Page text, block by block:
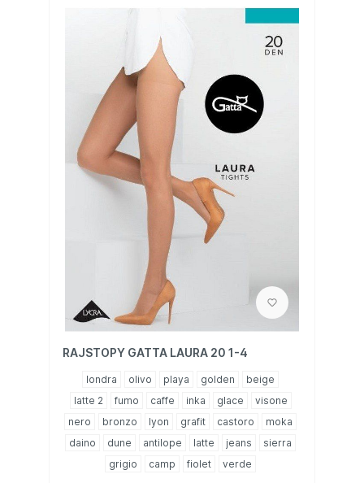
RAJSTOPY GATTA LAURA 20 1-4
londra olivo playa golden
beige
latte 2
fumo caffe inka glace
visone
nero
bronzo lyon grafit castoro
moka
daino
dune antilope latte jeans
sierra
grigio
camp fiolet verde